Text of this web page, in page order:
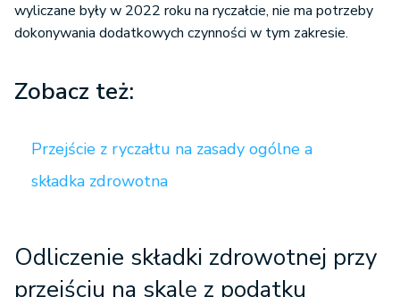
wyliczane były w 2022 roku na ryczałcie, nie ma potrzeby
dokonywania dodatkowych czynności w tym zakresie.
Zobacz też:
Przejście z ryczałtu na zasady ogólne a
składka zdrowotna
Odliczenie składki zdrowotnej przy
przejściu na skalę z podatku